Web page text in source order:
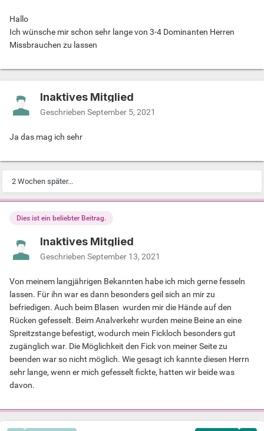
Hallo
Ich wünsche mir schon sehr lange von 3-4 Dominanten Herren
Missbrauchen zu lassen
Inaktives Mitglied
Geschrieben September 5, 2021
Ja das mag ich sehr
2 Wochen später...
Dies ist ein beliebter Beitrag.
Inaktives Mitglied
Geschrieben September 13, 2021
Von meinem langjährigen Bekannten habe ich mich gerne fesseln
lassen. Für ihn war es dann besonders geil sich an mir zu
befriedigen. Auch beim Blasen wurden mir die Hände auf den
Rücken gefesselt. Beim Analverkehr wurden meine Beine an eine
Spreitzstange befestigt, wodurch mein Fickloch besonders gut
zugänglich war. Die Möglichkeit den Fick von meiner Seite zu
beenden war so nicht möglich. Wie gesagt ich kannte diesen Herrn
sehr lange, wenn er mich gefesselt fickte, hatten wir beide was
davon.